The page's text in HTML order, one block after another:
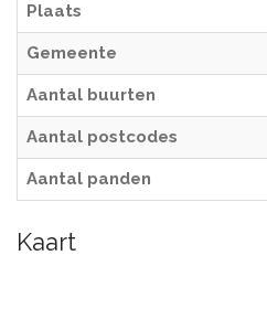
Plaats
Gemeente
Aantal buurten
Aantal postcodes
Aantal panden
Kaart